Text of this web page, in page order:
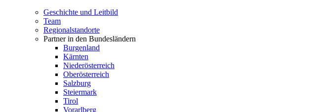
Geschichte und Leitbild
Team
Regionalstandorte
Partner in den Bundesländern
Burgenland
Kärnten
Niederösterreich
Oberösterreich
Salzburg
Steiermark
Tirol
Vorarlberg